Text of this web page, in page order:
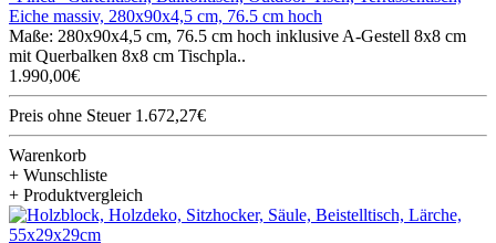
Eiche massiv, 280x90x4,5 cm, 76.5 cm hoch
Maße: 280x90x4,5 cm, 76.5 cm hoch inklusive A-Gestell 8x8 cm
mit Querbalken 8x8 cm Tischpla..
1.990,00€
Preis ohne Steuer 1.672,27€
Warenkorb
+ Wunschliste
+ Produktvergleich